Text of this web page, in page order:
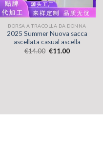
BORSA A TRACOLLA DA DONNA
2025 Summer Nuova sacca
ascellata casual ascella
€14.00 €11.00